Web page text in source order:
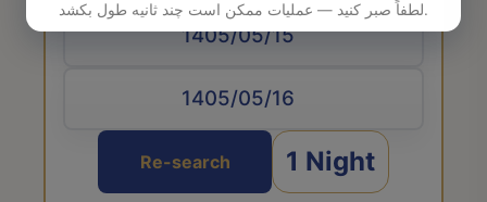
Re-search 1 Night
لطفاً صبر کنید — عملیات ممکن است چند ثانیه طول بکشد.